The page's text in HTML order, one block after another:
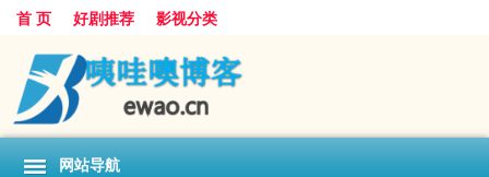
首 页 好剧推荐 影视分类
网站导航